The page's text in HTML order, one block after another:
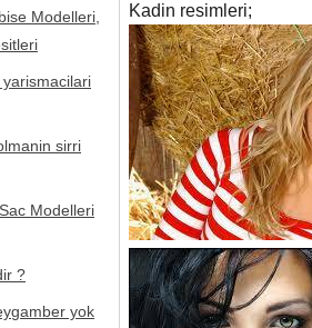
Kadin resimleri;
Modelleri,
yarismacilari
sirri
Modelleri
?
yok